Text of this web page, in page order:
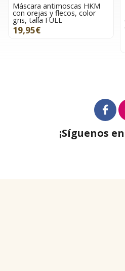
Máscara antimoscas HKM
con orejas y flecos, color
gris, talla FULL
19,95€
¡Síguenos